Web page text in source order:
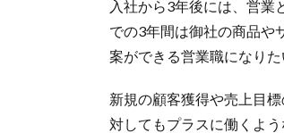
入社から3年後には、営業
での3年間は御社の商品や
案ができる営業職になりた
新規の顧客獲得や売上目
対してもプラスに働くよ